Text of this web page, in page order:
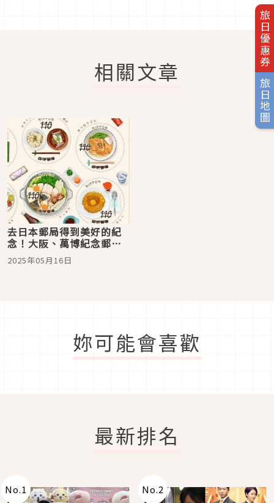
旅日優惠券
旅日地圖
相關文章
去日本郵局得到美好的紀
念！大阪、萬博紀念郵票
跟夏季限定郵筒明信片
2025年05月16日
妳可能會喜歡
最新排名
No.1 No.2